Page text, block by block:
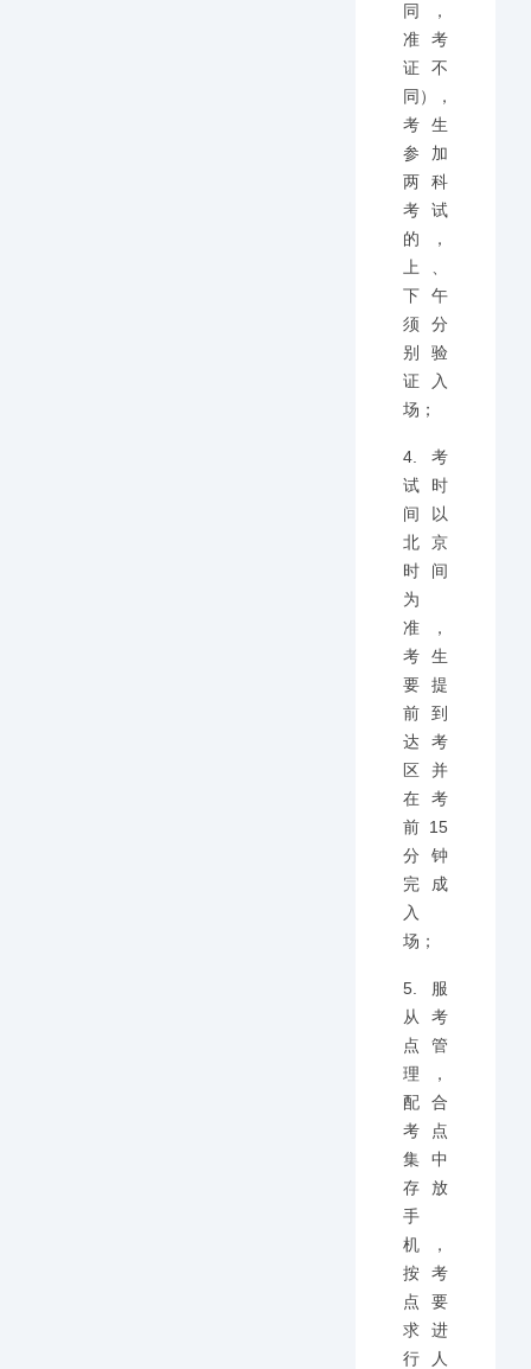
同，
准考
证不
同），
考生
参加
两科
考试
的，
上、
下午
须分
别验
证入
场；
4.考
试时
间以
北京
时间
为
准，
考生
要提
前到
达考
区并
在考
前15
分钟
完成
入
场；
5.服
从考
点管
理，
配合
考点
集中
存放
手
机，
按考
点要
求进
行人